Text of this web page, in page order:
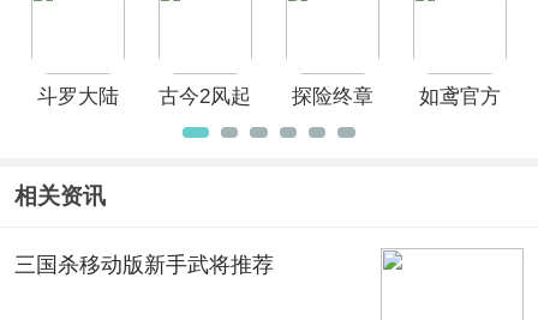
斗罗大陆
古今2风起
蓬莱官方
探险终章
如鸢官方
相关资讯
三国杀移动版新手武将推荐